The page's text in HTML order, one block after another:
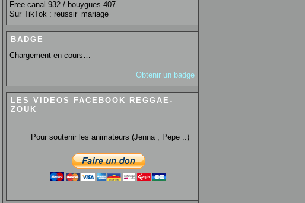
Free canal 932 / bouygues 407
Sur TikTok : reussir_mariage
BADGE
Chargement en cours…
Obtenir un badge
LES VIDEOS FACEBOOK REGGAE-
ZOUK
Pour soutenir les animateurs (Jenna , Pepe ..)